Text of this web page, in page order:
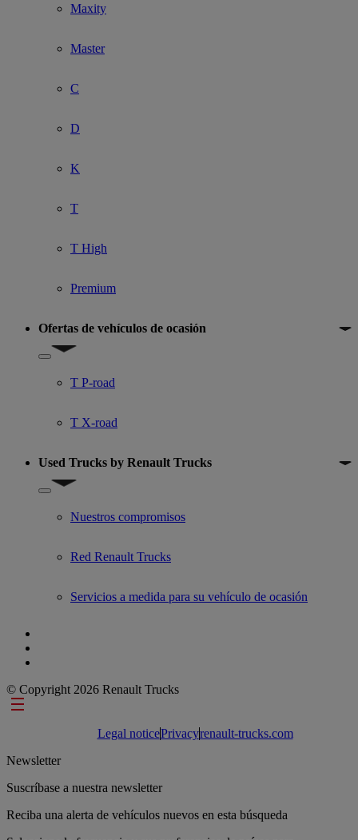
Maxity
Master
C
D
K
T
T High
Premium
Ofertas de vehículos de ocasión
Show submenu for Ofertas de vehículos de ocasión
T P-road
T X-road
Used Trucks by Renault Trucks
Show submenu for Used Trucks by Renault Trucks
Nuestros compromisos
Red Renault Trucks
Servicios a medida para su vehículo de ocasión
© Copyright 2026 Renault Trucks
Footer links
Legal noticePrivacyrenault-trucks.com
Newsletter
Suscríbase a nuestra newsletter
Reciba una alerta de vehículos nuevos en esta búsqueda